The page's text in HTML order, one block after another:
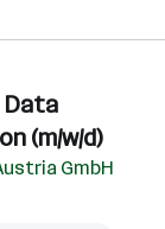
Data
(m/w/d)
GmbH